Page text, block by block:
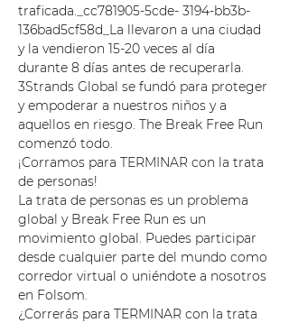
traficada._cc781905-5cde- 3194-bb3b-
136bad5cf58d_La llevaron a una ciudad
y la vendieron 15-20 veces al día
durante 8 días antes de recuperarla.
3Strands Global se fundó para proteger
y empoderar a nuestros niños y a
aquellos en riesgo. The Break Free Run
comenzó todo.
¡Corramos para TERMINAR con la trata
de personas!
La trata de personas es un problema
global y Break Free Run es un
movimiento global. Puedes participar
desde cualquier parte del mundo como
corredor virtual o uniéndote a nosotros
en Folsom.
¿Correrás para TERMINAR con la trata